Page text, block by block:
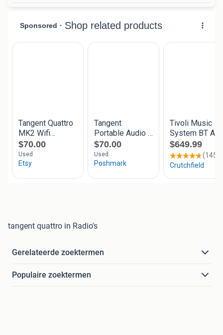
tangent quattro in Radio's
Gerelateerde zoektermen
Populaire zoektermen